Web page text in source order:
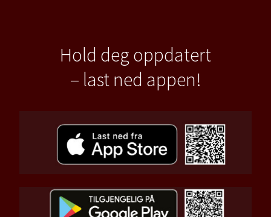
Hold deg oppdatert
– last ned appen!